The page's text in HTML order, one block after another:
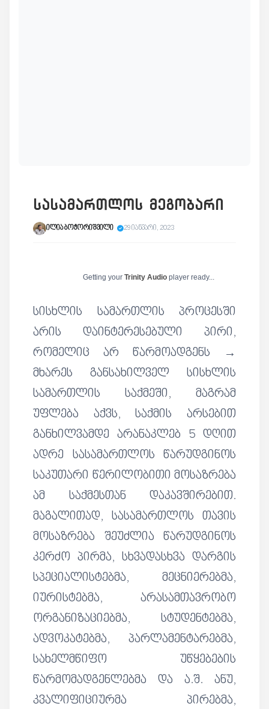
სასამართლოს მეგობარი
ილია ბოჭორიშვილი 29 იანვარი, 2023
Getting your Trinity Audio player ready...
სისხლის სამართლის პროცესში
არის დაინტერესებული პირი,
რომელიც არ წარმოადგენს →
მხარეს განსახილველ სისხლის
სამართლის საქმეში, მაგრამ
უფლება აქვს, საქმის არსებით
განხილვამდე არანაკლებ 5 დღით
ადრე სასამართლოს წარუდგინოს
საკუთარი წერილობითი მოსაზრება
ამ საქმესთან დაკავშირებით.
მაგალითად, სასამართლოს თავის
მოსაზრება შეუძლია წარუდგინოს
კერძო პირმა, სხვადასხვა დარგის
სპეციალისტებმა, მეცნიერებმა,
იურისტებმა, არასამთავრობო
ორგანიზაციებმა, სტუდენტებმა,
ადვოკატებმა, პარლამენტარებმა,
სახელმწიფო უწყებების
წარმომადგენლებმა და ა.შ. ანუ,
კვალიფიციურმა პირებმა,